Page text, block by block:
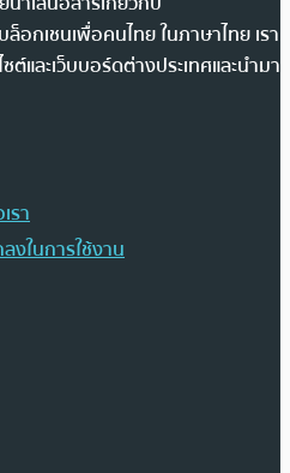
อกเชนเพื่อคนไทย ในภาษาไทย เรา
และเว็บบอร์ดต่างประเทศและนำมา
รา
งในการใช้งาน